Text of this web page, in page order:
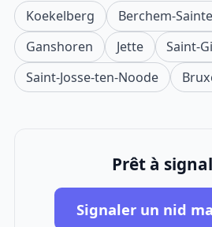
Koekelberg
Berchem-
Ganshoren
Jette Saint-
Saint-Josse-ten-Noode
Prêt à
Signaler un nid